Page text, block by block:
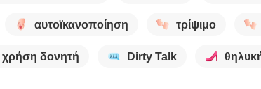
αυτοϊκανοποίηση τρίψιμο
χρήση δονητή Dirty Talk